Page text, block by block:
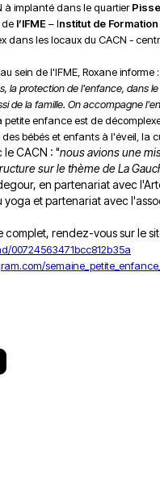
à implanté dans le quartier
l’IFME– Institut de
dans les locaux du CACN -
sein de l'IFME, Roxane informe :
la protection de l'enfance, dans
de la famille. On accompagne
enfance est de
bébés et enfants à l'éveil, la
CACN : "nous avions une
sur le thème de La
en partenariat avec
et partenariat avec
rendez-vous sur le
00724563471bcc812b35a